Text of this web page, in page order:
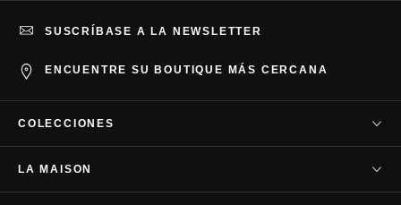
ENCUENTRE SU BOUTIQUE MÁS CERCANA
SUSCRÍBASE A LA NEWSLETTER
COLECCIONES
LA MAISON